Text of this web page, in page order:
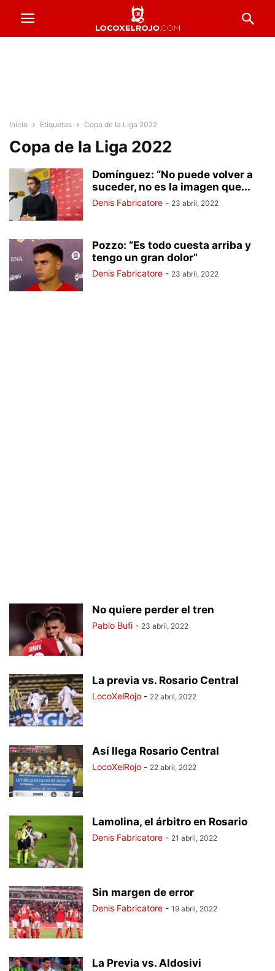
Inicio Etiquetas Copa de la Liga 2022
Copa de la Liga 2022
Domínguez: “No puede volver a
suceder, no es la imagen que...
Denis Fabricatore - 23 abril, 2022
Pozzo: “Es todo cuesta arriba y
tengo un gran dolor”
Denis Fabricatore - 23 abril, 2022
No quiere perder el tren
Pablo Bufi - 23 abril, 2022
La previa vs. Rosario Central
LocoXelRojo - 22 abril, 2022
Así llega Rosario Central
LocoXelRojo - 22 abril, 2022
Lamolina, el árbitro en Rosario
Denis Fabricatore - 21 abril, 2022
Sin margen de error
Denis Fabricatore - 19 abril, 2022
La Previa vs. Aldosivi